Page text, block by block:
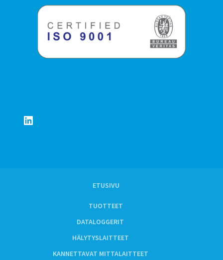
LinkedIn
ETUSIVU
TUOTTEET
DATALOGGERIT
HÄLYTYSLAITTEET
KANNETTAVAT MITTALAITTEET